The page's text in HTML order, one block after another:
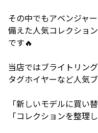
その中でもアベンジャ
備えた人気コレクショ
です🔥
当店ではブライトリン
タグホイヤーなど人気
「新しいモデルに買い
「コレクションを整理し